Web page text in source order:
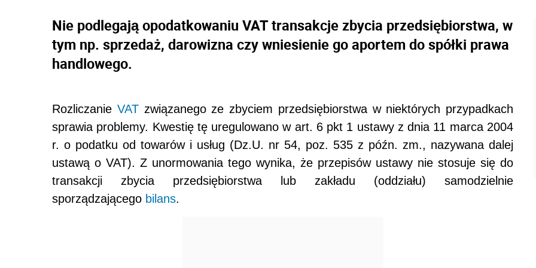
Nie podlegają opodatkowaniu VAT transakcje zbycia przedsiębiorstwa, w
tym np. sprzedaż, darowizna czy wniesienie go aportem do spółki prawa
handlowego.
Rozliczanie VATzwiązanego ze zbyciem przedsiębiorstwa w niektórych przypadkach
sprawia problemy. Kwestię tę uregulowano w art. 6 pkt 1 ustawy z dnia 11 marca 2004
r. o podatku od towarów i usług (Dz.U. nr 54, poz. 535 z późn. zm., nazywana dalej
ustawą o VAT). Z unormowania tego wynika, że przepisów ustawy nie stosuje się do
transakcji zbycia przedsiębiorstwa lub zakładu (oddziału) samodzielnie
sporządzającego bilans.